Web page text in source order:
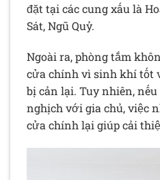
đặt tại các cung xấu là
Sát, Ngũ Quỷ.
Ngoài ra, phòng tắm
cửa chính vì sinh khí tốt
bị cản lại. Tuy nhiên,
nghịch với gia chủ, việc
cửa chính lại giúp cải